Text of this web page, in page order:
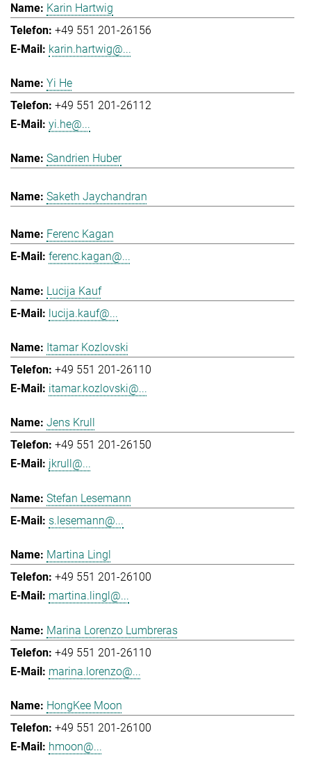
Karin Hartwig
+49 551 201-26156
karin.hartwig@...
Yi He
+49 551 201-26112
yi.he@...
Sandrien Huber
Saketh Jaychandran
Ferenc Kagan
ferenc.kagan@...
Lucija Kauf
lucija.kauf@...
Itamar Kozlovski
+49 551 201-26110
itamar.kozlovski@...
Jens Krull
+49 551 201-26150
jkrull@...
Stefan Lesemann
s.lesemann@...
Martina Lingl
+49 551 201-26100
martina.lingl@...
Marina Lorenzo Lumbreras
+49 551 201-26110
marina.lorenzo@...
HongKee Moon
+49 551 201-26100
hmoon@...